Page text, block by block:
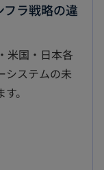
ラ戦略の違
米国・日本各
システムの未
。